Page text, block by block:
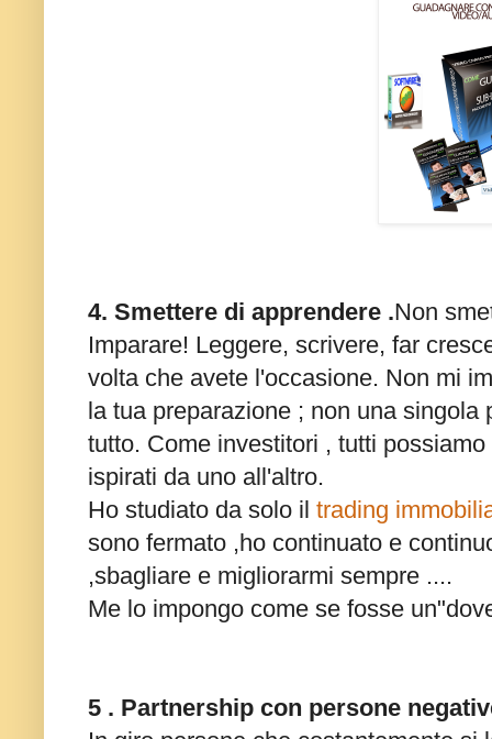
4. Smettere di apprendere .Non
Imparare! Leggere, scrivere, far
volta che avete l'occasione. Non mi
la tua preparazione ; non una singola
tutto. Come investitori , tutti
ispirati da uno all'altro.
Ho studiato da solo il trading
sono fermato ,ho continuato e
,sbagliare e migliorarmi sempre ....
Me lo impongo come se fosse
5 . Partnership con persone